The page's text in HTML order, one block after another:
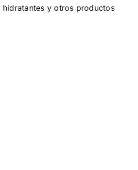
hidratantes y otros productos